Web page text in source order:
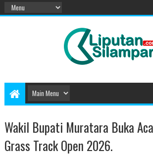
Wakil Bupati Muratara Buka
Grass Track Open 2026.